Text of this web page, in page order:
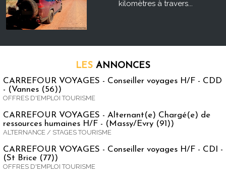
kilomètres à travers...
LES ANNONCES
CARREFOUR VOYAGES - Conseiller voyages H/F - CDD
- (Vannes (56))
OFFRES D'EMPLOI TOURISME
CARREFOUR VOYAGES - Alternant(e) Chargé(e) de
ressources humaines H/F - (Massy/Evry (91))
ALTERNANCE / STAGES TOURISME
CARREFOUR VOYAGES - Conseiller voyages H/F - CDI -
(St Brice (77))
OFFRES D'EMPLOI TOURISME